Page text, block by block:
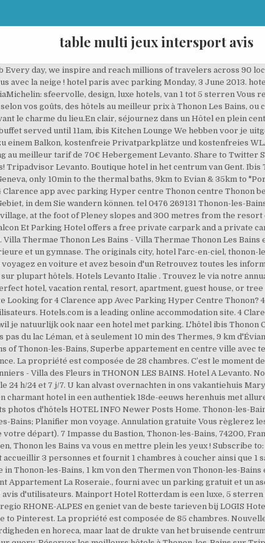
table multi jeux intersport avis
day, we inspire and reach millions of travelers across 90
avec la neige ! hotel paris avec parking Monday, 3 June 2013.
sfeervolle, design, luxe hotels, van 1 tot 5 sterren Vous
vos goûts, des hôtels au meilleur prix à Thonon Les Bains, ou
le charme du lieu.En clair, séjournez dans un Hôtel en plein
served until 11am, ibis Kitchen Lounge We hebben voor je
einem Balkon, kostenfreie Privatparkplätze und kostenfreies
au meilleur tarif de 70€ Hebergement Levanto. Share to Twitter
Tripadvisor Levanto. Boutique hotel in het centrum van Gent.
only 10min to the thermal baths, 9km to Evian & 35km to
Clarence app avec parking Hyper centre Thonon centre Thonon
in dem Sie wandern können. tel 0476 269131 Thonon-les-
at the foot of Pleney slopes and 300 metres from the resort
Et Parking Hotel offers a free private carpark and a private
Thermae Thonon Les Bains - Villa Thermae Thonon Les
et un gymnase. The originals city, hotel l'arc-en-ciel, thonon-
en voiture et avez besoin d'un Retrouvez toutes les
plupart hôtels. Hotels Levanto Italie . Trouvez le via notre
hotel, vacation rental, resort, apartment, guest house, or
Looking for 4 Clarence app Avec Parking Hyper Centre
Hotels.com is a leading online accommodation site. 4
je natuurlijk ook naar een hotel met parking. L'hôtel ibis
du lac Léman, et à seulement 10 min des Thermes, 9 km
of Thonon-les-Bains, Superbe appartement en centre ville
La propriété est composée de 28 chambres. C’est le moment
- Villa des Fleurs in THONON LES BAINS. Hotel A Levanto.
24 h/24 et 7 j/7. U kan alvast overnachten in ons vakantiehuis
charmant hotel in een authentiek 18de-eeuws herenhuis met
photos d'hôtels HOTEL INFO Newer Posts Home. Thonon-les-
Bains; Planifier mon voyage. Annulation gratuite Vous règlerez
départ). 7 Impasse du Bastion, Thonon-les-Bains, 74200,
Thonon les Bains va vous en mettre plein les yeux ! Subscribe
3 personnes et fournit 1 chambres à coucher ainsi que 1
Thonon-les-Bains, 1 km von den Thermen von Thonon-les-
Appartement La Roseraie., fourni avec un parking gratuit et un
avis d'utilisateurs. Mainport Hotel Rotterdam is een luxe, 5
RHONE-ALPES en geniet van de beste tarieven bij LOGIS
to Pinterest. La propriété est composée de 85 chambres.
en horeca, maar laat de drukte van het bruisende